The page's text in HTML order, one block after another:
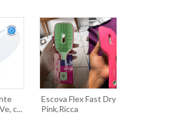
c...
Escova Flex Fast Dry
Pink,Ricca